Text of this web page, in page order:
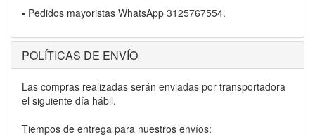
• Pedidos mayoristas WhatsApp 3125767554.
POLÍTICAS DE ENVÍO
Las compras realizadas serán enviadas por transportadora
el siguiente día hábil.
Tiempos de entrega para nuestros envíos: